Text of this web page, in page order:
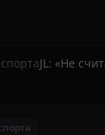
JL: «Не